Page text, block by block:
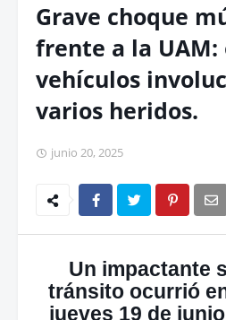
Grave choque
frente a la UAM:
vehículos
varios heridos.
junio 20, 2025
Un impactante
tránsito ocurrió
jueves 19 de